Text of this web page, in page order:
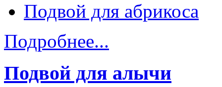
Подвой для абрикоса
Подробнее...
Подвой для алычи